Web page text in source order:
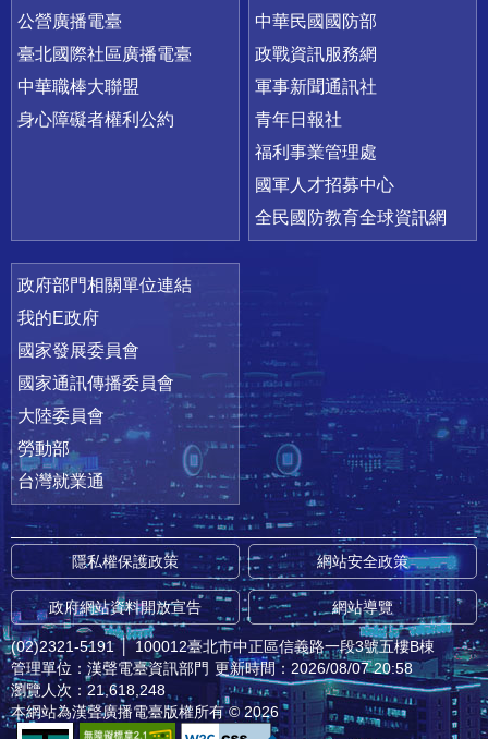
公營廣播電臺
臺北國際社區廣播電臺
中華職棒大聯盟
身心障礙者權利公約
中華民國國防部
政戰資訊服務網
軍事新聞通訊社
青年日報社
福利事業管理處
國軍人才招募中心
全民國防教育全球資訊網
政府部門相關單位連結
我的E政府
國家發展委員會
國家通訊傳播委員會
大陸委員會
勞動部
台灣就業通
隱私權保護政策 網站安全政策
政府網站資料開放宣告 網站導覽
(02)2321-5191 │ 100012臺北市中正區信義路一段3號五樓B棟
管理單位：漢聲電臺資訊部門 更新時間：2026/08/07 20:58
瀏覽人次：21,618,248
本網站為漢聲廣播電臺版權所有 © 2026